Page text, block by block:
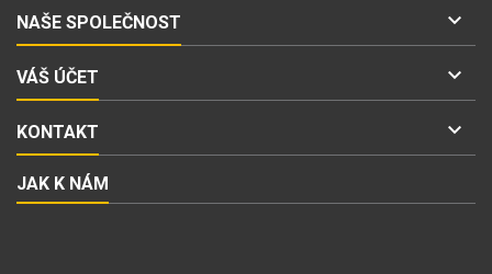
NAŠE SPOLEČNOST 
VÁŠ ÚČET 
KONTAKT 
JAK K NÁM